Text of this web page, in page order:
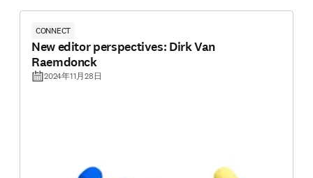
CONNECT
New editor perspectives: Dirk Van
Raemdonck
2024年11月28日